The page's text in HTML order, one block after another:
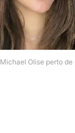
Michael Olise perto